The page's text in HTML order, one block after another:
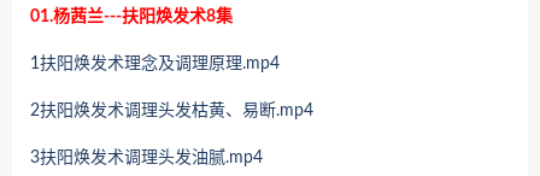
01.杨茜兰---扶阳焕发术8集
1扶阳焕发术理念及调理原理.mp4
2扶阳焕发术调理头发枯黄、易断.mp4
3扶阳焕发术调理头发油腻.mp4